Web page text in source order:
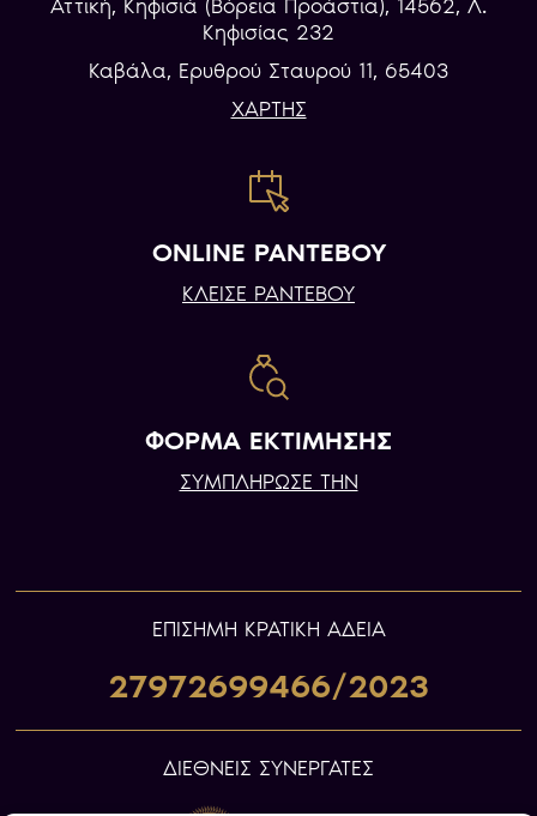
Αττική, Κηφισιά (Βόρεια Προάστια), 14562, Λ.
Κηφισίας 232
Καβάλα, Eρυθρού Σταυρού 11, 65403
ΧΑΡΤΗΣ
ONLINE ΡΑΝΤΕΒΟΥ
ΚΛΕΙΣΕ ΡΑΝΤΕΒΟΥ
ΦΟΡΜΑ ΕΚΤΙΜΗΣΗΣ
ΣΥΜΠΛΗΡΩΣΕ ΤΗΝ
ΕΠIΣΗΜΗ ΚΡΑΤΙΚΗ ΑΔΕΙΑ
27972699466/2023
ΔΙΕΘΝΕΙΣ ΣΥΝΕΡΓΑΤΕΣ